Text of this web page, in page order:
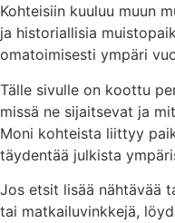
Kohteisiin kuuluu muun
ja historiallisia
omatoimisesti ympäri
Tälle sivulle on koottu
missä ne sijaitsevat ja
Moni kohteista liittyy
täydentää julkista
Jos etsit lisää nähtävää
tai matkailuvinkkejä,